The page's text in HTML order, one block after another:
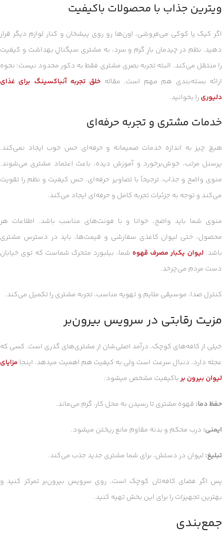
ویترین جذاب با محصولات باکیفیت
اگر کیک یا کوکی می‌فروشی، اون‌ها رو روی پیشخان و کنار لوازم دیگر قرار
دهید. نظم در چیدمان بارِ گرم و سرد، به مشتری سیگنالِ بهداشت و کیفیت
را منتقل می‌کند. البته تجربه بصری مشتری فقط به دکور محدود نیست؛ نحوه
ارائه بسته‌بندی هم مهم است. مقاله خلق تجربه آنباکسینگ برای غذای
دلیوری را بخوانید.
خدمات مشتری و تجربه حرفه‌ای
هیچ چیز به اندازه خدمات صمیمانه و حرفه‌ای حس خوب ایجاد نمی‌کند.
پرسنل مرتب، خوش‌برخورد و آموزش دیده، باعث اعتماد مشتری می‌شوند.
منوی واضح و جذاب، ترجیحاً با تصاویر حرفه‌ای، حس کیفیت و نظم را تقویت
می‌کند و توجه به جزئیات تجربه کامل و حرفه‌ای ایجاد می‌کند.
منوی شما باید واضح، خوانا و با فونت‌های مناسب باشد. اطلاعات هر
محصول، حتی لیوان کاغذی سفارشی و قیمت‌ها، باید در دسترس مشتری
باشد. لیوان یکبار مصرف قهوه شما، بیلبورد متحرک شماست که توی خیابان
دست مردم می‌چرخد.
کنترل صدا، موسیقی ملایم و تهویه مناسب، تجربه مشتری را تکمیل می‌کند.
مزیت رقابتی در سرویس بیرون‌بر
خیلی از کافه‌های کوچک، درآمد اصلی‌شان از مشتری‌های گذری است. کسی که
عجله دارد، دنبال سرعت است ولی به کیفیت هم اهمیت میدهد. اینجا مزایای
لیوان بیرون برباکیفیت مشخص میشود:
حفظ دما: قهوه مشتری تا رسیدن به محل کار، گرم می‌ماند.
ایمنی: درب محکم و بدنه مقاوم مانع ریختن میشود.
تبلیغ: لیوان در دستش، برای شما مشتری جدید جذب می‌کند.
پس اگر فضای کافه‌تان کوچک است، روی سرویس بیرون‌بر تمرکز کنید و
بهترین تجهیزات را برای این بخش تهیه کنید.
جمع‌بندی